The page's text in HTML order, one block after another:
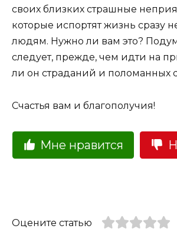
своих близких страшные
которые испортят жизнь сразу
людям. Нужно ли вам это?
следует, прежде, чем идти на
ли он страданий и поломанных
Счастья вам и благополучия!
Мне нравится
Оцените статью